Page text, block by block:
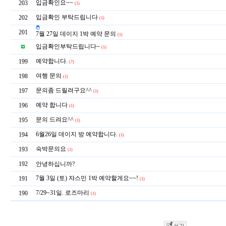
203 입금확인요~~ (1)
202 입금확인 부탁드립니다 (1)
201 7월 27일 데이지 1박 예약 문의 (1)
입금확인부탁드립니다~ (1)
199 예약합니다. (7)
198 여행 문의 (1)
197 문의좀 드릴려구요^^ (1)
196 예약 합니다 (1)
195 문의 드려요^^ (1)
194 6월26일 데이지 방 예약합니다. (1)
193 숙박문의요 (1)
192 안녕하십니까?
191 7월 3일 (토) 쟈스민 1박 예약할게요~~! (1)
190 7/29~31일. 로즈마리 (1)